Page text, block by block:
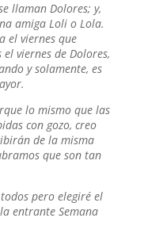
llaman Dolores; y,
amiga Loli o Lola.
el viernes que
el viernes de Dolores,
y solamente, es
lo mismo que las
con gozo, creo
de la misma
que son tan
pero elegiré el
entrante Semana